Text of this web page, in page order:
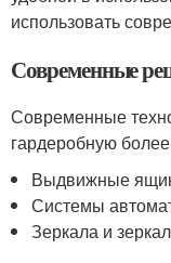
использовать
Современные
Современные
гардеробную
Выдвижные
Системы
Зеркала и